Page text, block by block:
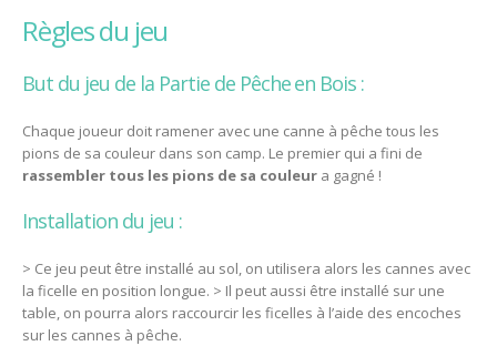
règles du jeu
But du jeu de la Partie de Pêche en Bois :
Chaque joueur doit ramener avec une canne à pêche tous les
pions de sa couleur dans son camp. Le premier qui a fini de
rassembler tous les pions de sa couleur a gagné !
Installation du jeu :
> Ce jeu peut être installé au sol, on utilisera alors les cannes avec
la ficelle en position longue. > Il peut aussi être installé sur une
table, on pourra alors raccourcir les ficelles à l’aide des encoches
sur les cannes à pêche.